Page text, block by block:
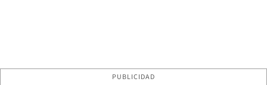
PUBLICIDAD